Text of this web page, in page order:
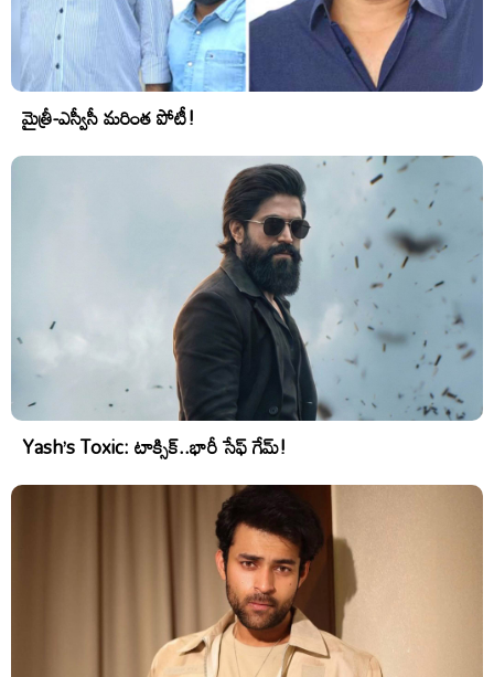
మైత్రీ-ఎస్వీసీ మరింత పోటీ!
Yash’s Toxic: టాక్సిక్..భారీ సేఫ్ గేమ్!